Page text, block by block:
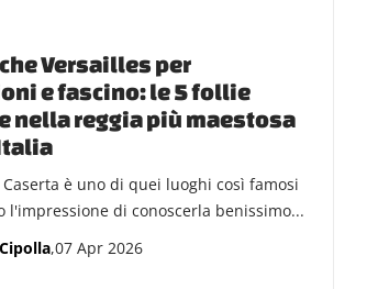
Versailles per
e fascino: le 5 follie
nella reggia più maestosa
Caserta è uno di quei luoghi così famosi
l'impressione di conoscerla benissimo...
,07 Apr 2026